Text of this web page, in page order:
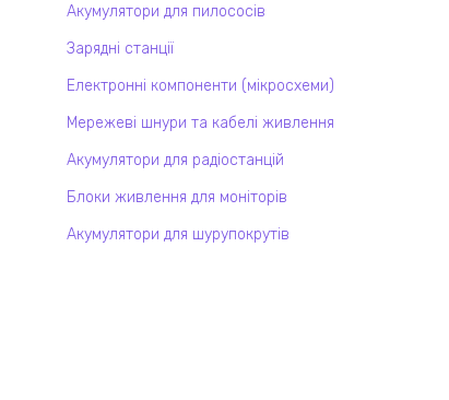
Акумулятори для пилососів
Зарядні станції
Електронні компоненти (мікросхеми)
Мережеві шнури та кабелі живлення
Акумулятори для радіостанцій
Блоки живлення для моніторів
Акумулятори для шурупокрутів